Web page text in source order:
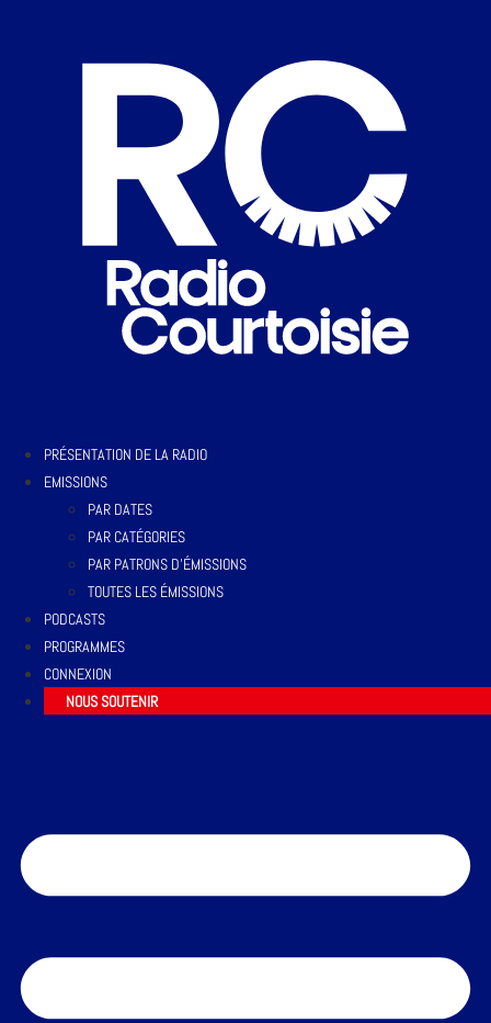
PRÉSENTATION DE LA RADIO
EMISSIONS
PAR DATES
PAR CATÉGORIES
PAR PATRONS D’ÉMISSIONS
TOUTES LES ÉMISSIONS
PODCASTS
PROGRAMMES
CONNEXION
NOUS SOUTENIR